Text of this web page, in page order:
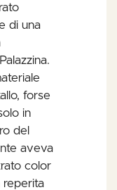
di una
forse
in
del
aveva
color
reperita